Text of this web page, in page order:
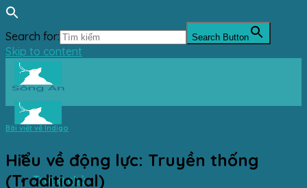
Search for: Search Button
Skip to content
Trang chủ
Bài viết về Indigo
Hiểu về động lực: Truyền thống
(Traditional)